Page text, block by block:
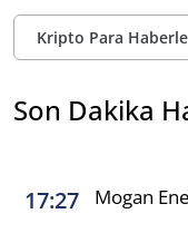
Kripto Para
Son Dakika
17:27 Mogan